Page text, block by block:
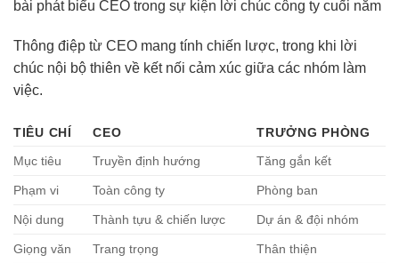
bài phát biểu CEO trong sự kiện lời chúc công ty cuối năm
Thông điệp từ CEO mang tính chiến lược, trong khi lời
chúc nội bộ thiên về kết nối cảm xúc giữa các nhóm làm
việc.
TIÊU CHÍ CEO
TRƯỞNG PHÒNG
Mục tiêu
Truyền định hướng Tăng gắn kết
Phạm vi Toàn công ty Phòng ban
Nội dung Thành tựu & chiến lược Dự án & đội nhóm
Giọng văn Trang trọng Thân thiện